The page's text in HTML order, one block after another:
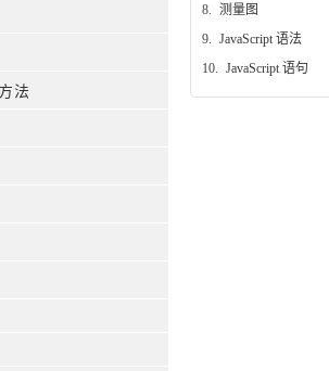
法
8.
测量图
9.
JavaScript 语法
10.
JavaScript 语句